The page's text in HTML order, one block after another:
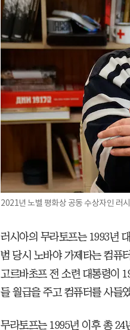
2021년 노벨 평화상 공동 수상자인 러
러시아의 무라토프는 1993년
범 당시 노바야 가제타는 컴퓨
고르바초프 전 소련 대통령이
들 월급을 주고 컴퓨터를 사들
무라토프는 1995년 이후 총 24